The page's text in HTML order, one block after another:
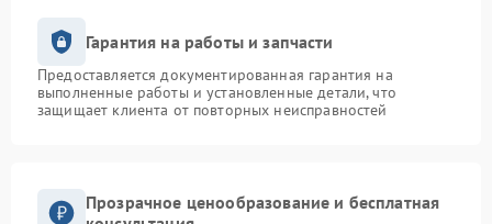
Гарантия на работы и запчасти
Предоставляется документированная гарантия на
выполненные работы и установленные детали, что
защищает клиента от повторных неисправностей
Прозрачное ценообразование и бесплатная